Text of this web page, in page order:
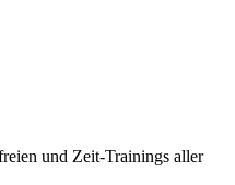
und Zeit-Trainings aller